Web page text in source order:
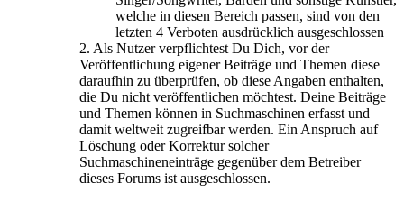
welche in diesen Bereich passen, sind von den
letzten 4 Verboten ausdrücklich ausgeschlossen
2. Als Nutzer verpflichtest Du Dich, vor der
Veröffentlichung eigener Beiträge und Themen diese
daraufhin zu überprüfen, ob diese Angaben enthalten,
die Du nicht veröffentlichen möchtest. Deine Beiträge
und Themen können in Suchmaschinen erfasst und
damit weltweit zugreifbar werden. Ein Anspruch auf
Löschung oder Korrektur solcher
Suchmaschineneinträge gegenüber dem Betreiber
dieses Forums ist ausgeschlossen.